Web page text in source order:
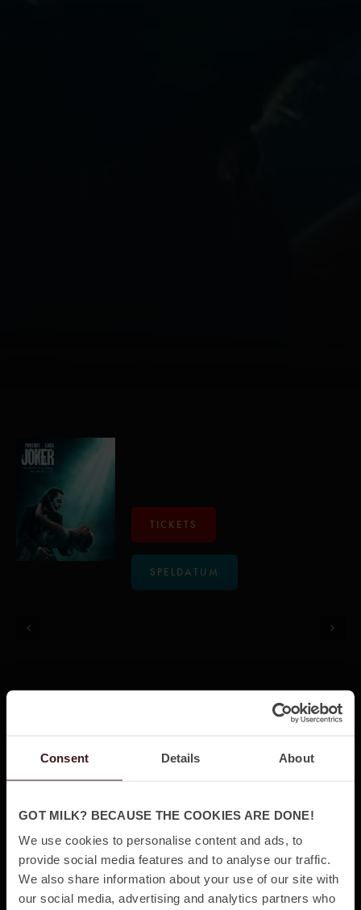
Consent Details About
GOT MILK? BECAUSE THE COOKIES ARE DONE!
We use cookies to personalise content and ads, to
provide social media features and to analyse our traffic.
We also share information about your use of our site with
our social media, advertising and analytics partners who
TICKETS
SPELDATUM
Regi
Premiär Genre
Äntligen kommer uppföljaren till filmen ”Joker” från 2019!
Denna romantisk psykologiska thriller är löst baserad på